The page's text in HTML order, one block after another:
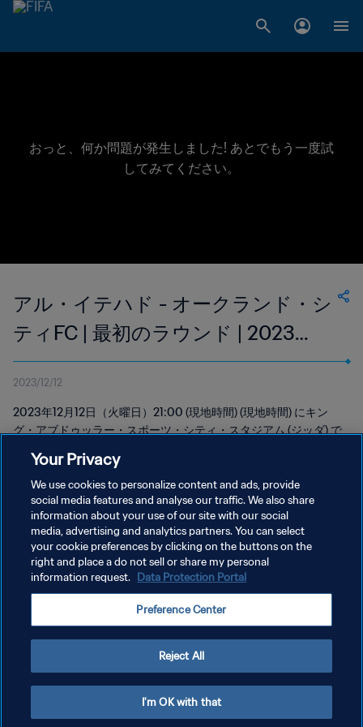
おっと、何か問題が発生しました! あとでもう一度試
してみてください。
アル・イテハド - オークランド・シ
ティFC | 最初のラウンド | 2023
FIFAクラブワールドカップ サウジ
アラビア | フルマッチハイライト
2023/12/12
2023年12月12日（火曜日）21:00 (現地時間) (現地時間) にキン
グ・アブドゥッラー・スポーツ・シティ・スタジアム (ジッダ) で
をご覧ください。
プライバシーポリシー
クッキー設定の管理
Copyright © 1994 - 2026 FIFA. All rights reserved.
Your Privacy
We use cookies to personalize content and ads, provide
social media features and analyse our traffic. We also share
information about your use of our site with our social
media, advertising and analytics partners. You can select
your cookie preferences by clicking on the buttons on the
right and place a do not sell or share my personal
information request. Data Protection Portal
Preference Center
Reject All
I'm OK with that